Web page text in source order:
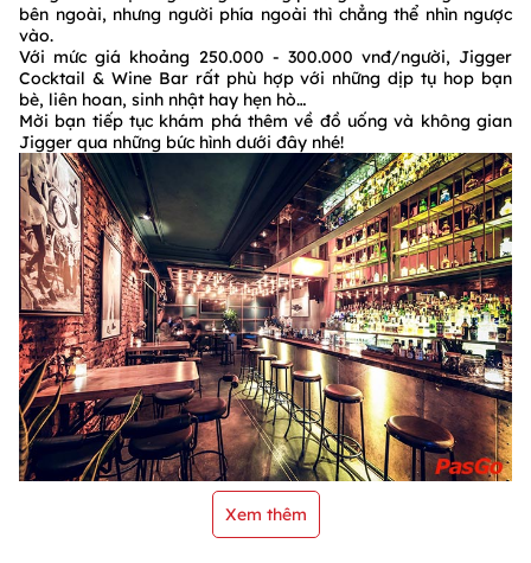
bên ngoài, nhưng người phía ngoài thì chẳng thể nhìn ngược
vào.
Với mức giá khoảng 250.000 - 300.000 vnđ/người, Jigger
Cocktail & Wine Bar rất phù hợp với những dịp tụ hop bạn
bè, liên hoan, sinh nhật hay hẹn hò…
Mời bạn tiếp tục khám phá thêm về đồ uống và không gian
Jigger qua những bức hình dưới đây nhé!
Xem thêm